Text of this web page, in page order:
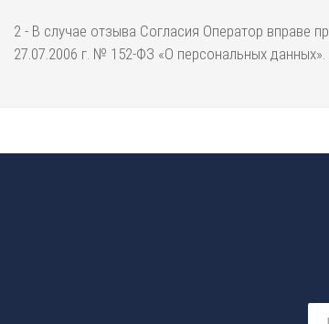
2 - В случае отзыва Согласия Оператор вправе
27.07.2006 г. № 152-ФЗ «О персональных данных».